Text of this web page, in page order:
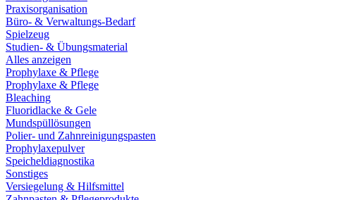
Praxisorganisation
Büro- & Verwaltungs-Bedarf
Spielzeug
Studien- & Übungsmaterial
Alles anzeigen
Prophylaxe & Pflege
Prophylaxe & Pflege
Bleaching
Fluoridlacke & Gele
Mundspüllösungen
Polier- und Zahnreinigungspasten
Prophylaxepulver
Speicheldiagnostika
Sonstiges
Versiegelung & Hilfsmittel